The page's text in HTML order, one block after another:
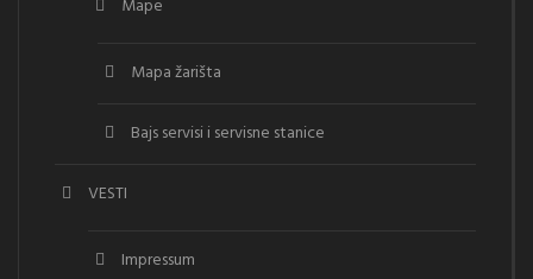
Mape
Mapa žarišta
Bajs servisi i servisne stanice
VESTI
Impressum